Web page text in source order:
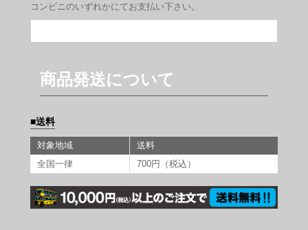
コンビニのいずれかにてお支払い下さい。
商品発送について
送料
対象地域
送料
全国一律
700円（税込）